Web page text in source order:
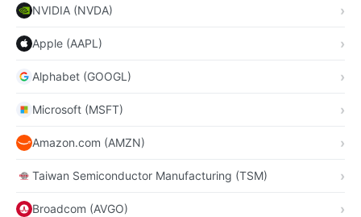
NVIDIA (NVDA)
Apple (AAPL)
Alphabet (GOOGL)
Microsoft (MSFT)
Amazon.com (AMZN)
Taiwan Semiconductor Manufacturing (TSM)
Broadcom (AVGO)